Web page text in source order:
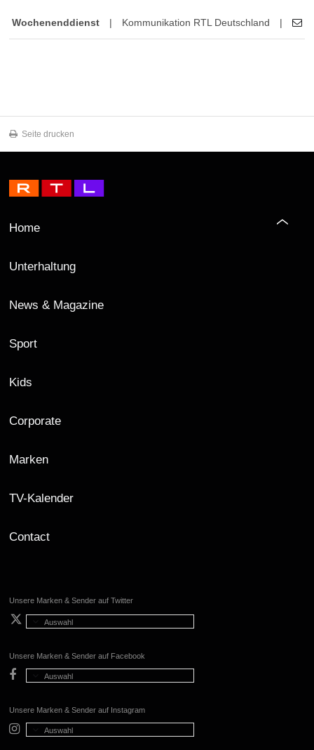
Wochenenddienst | Kommunikation RTL Deutschland |
Seite drucken
Home
Unterhaltung
News & Magazine
Sport
Kids
Corporate
Marken
TV-Kalender
Contact
Unsere Marken & Sender auf Twitter
Auswahl
Unsere Marken & Sender auf Facebook
Auswahl
Unsere Marken & Sender auf Instagram
Auswahl